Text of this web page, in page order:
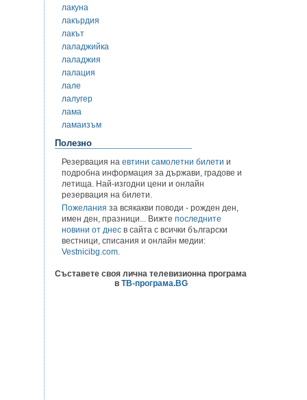
лакуна
лакърдия
лакът
лаладжийка
лаладжия
лалация
лале
лалугер
лама
ламаизъм
Полезно
Резервация на евтини самолетни билети и
подробна информация за държави, градове и
летища. Най-изгодни цени и онлайн
резервация на билети.
Пожелания за всякакви поводи - рожден ден,
имен ден, празници... Вижте последните
новини от днес в сайта с всички български
вестници, списания и онлайн медии:
Vestnicibg.com.
Съставете своя лична телевизионна програма
в ТВ-програма.BG